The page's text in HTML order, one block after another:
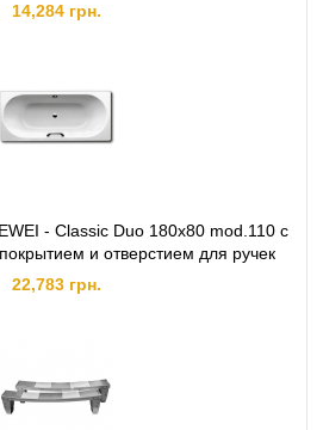
14,284 грн.
- Classic Duo 180х80 mod.110 с
и отверстием для ручек
22,783 грн.